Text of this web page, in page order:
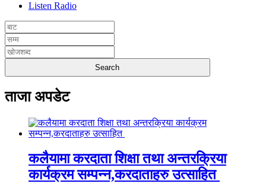
Listen Radio
ताजा अपडेट
कलैयामा करदाता शिक्षा तथा अन्तरक्रिया
कार्यक्रम सम्पन्न,करदाताहरु उत्साहित